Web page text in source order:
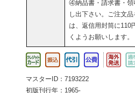
④納品書・請求書・領
し出下さい。ご注文
は、返信用封筒に110
くようお願いします。
マスターID：7193222
初版刊行年：1965-